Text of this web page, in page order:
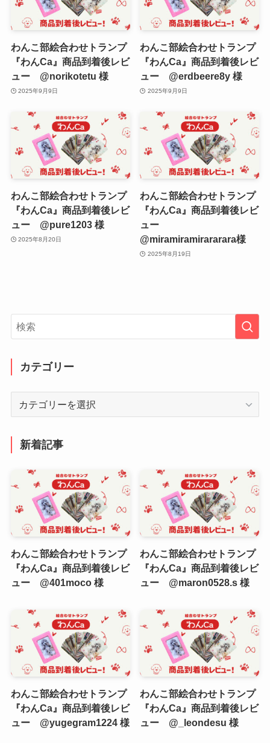
わんこ部絵合わせトランプ
『わんCa』商品到着後レビ
ュー @norikotetu 様
2025年9月9日
わんこ部絵合わせトランプ
『わんCa』商品到着後レビ
ュー @erdbeere8y 様
2025年9月9日
わんこ部絵合わせトランプ
『わんCa』商品到着後レビ
ュー @pure1203 様
2025年8月20日
わんこ部絵合わせトランプ
『わんCa』商品到着後レビ
ュー
@miramiramirararara様
2025年8月19日
カテゴリー
新着記事
わんこ部絵合わせトランプ
『わんCa』商品到着後レビ
ュー @401moco 様
わんこ部絵合わせトランプ
『わんCa』商品到着後レビ
ュー @maron0528.s 様
わんこ部絵合わせトランプ
『わんCa』商品到着後レビ
ュー @yugegram1224 様
わんこ部絵合わせトランプ
『わんCa』商品到着後レビ
ュー @_leondesu 様